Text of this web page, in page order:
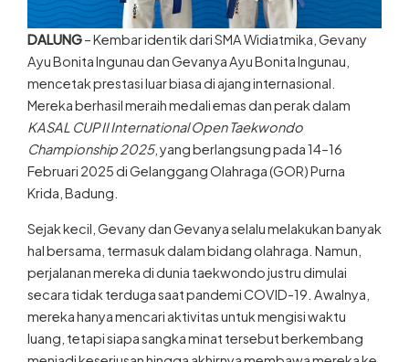
DALUNG– Kembar identik dari SMA Widiatmika, Gevany
Ayu Bonita Ingunau dan Gevanya Ayu Bonita Ingunau,
mencetak prestasi luar biasa di ajang internasional.
Mereka berhasil meraih medali emas dan perak dalam
KASAL CUP II International Open Taekwondo
Championship 2025
, yang berlangsung pada 14–16
Februari 2025 di Gelanggang Olahraga (GOR) Purna
hal bersama, termasuk dalam bidang olahraga. Namun,
perjalanan mereka di dunia taekwondo justru dimulai
secara tidak terduga saat pandemi COVID-19. Awalnya,
mereka hanya mencari aktivitas untuk mengisi waktu
luang, tetapi siapa sangka minat tersebut berkembang
menjadi keseriusan hingga akhirnya membawa mereka ke